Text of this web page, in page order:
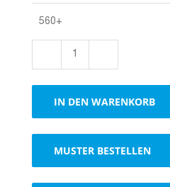
560+
Menge
IN DEN WARENKORB
MUSTER BESTELLEN